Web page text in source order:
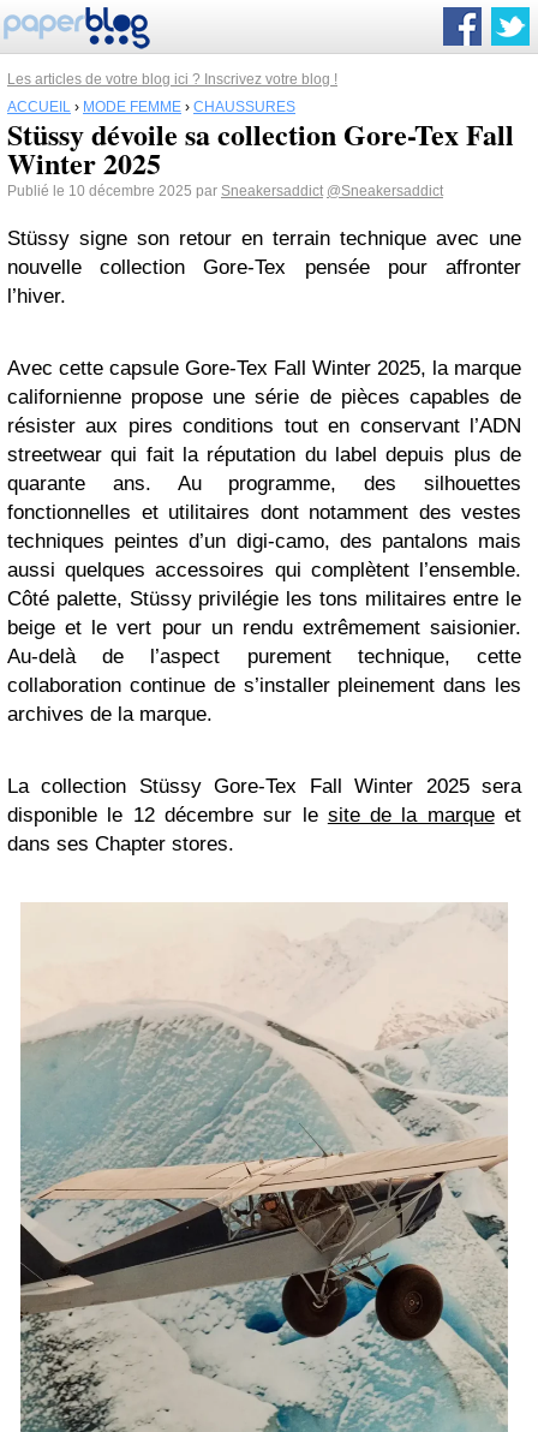
Les articles de votre blog ici ? Inscrivez votre blog !
ACCUEIL › MODE FEMME › CHAUSSURES
Stüssy dévoile sa collection Gore-Tex Fall
Winter 2025
Publié le 10 décembre 2025 par Sneakersaddict @Sneakersaddict
Stüssy signe son retour en terrain technique avec une
nouvelle collection Gore-Tex pensée pour affronter
l’hiver.
Avec cette capsule Gore-Tex Fall Winter 2025, la marque
californienne propose une série de pièces capables de
résister aux pires conditions tout en conservant l’ADN
streetwear qui fait la réputation du label depuis plus de
quarante ans. Au programme, des silhouettes
fonctionnelles et utilitaires dont notamment des vestes
techniques peintes d’un digi-camo, des pantalons mais
aussi quelques accessoires qui complètent l’ensemble.
Côté palette, Stüssy privilégie les tons militaires entre le
beige et le vert pour un rendu extrêmement saisionier.
Au-delà de l’aspect purement technique, cette
collaboration continue de s’installer pleinement dans les
archives de la marque.
La collection Stüssy Gore-Tex Fall Winter 2025 sera
disponible le 12 décembre sur le site de la marqueet
dans ses Chapter stores.